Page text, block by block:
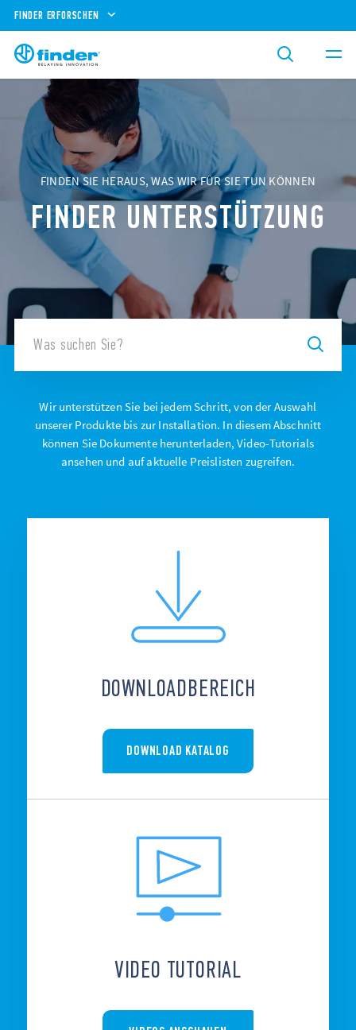
FINDER ERFORSCHEN
FINDEN SIE HERAUS, WAS WIR FÜR SIE TUN KÖNNEN
FINDER UNTERSTÜTZUNG
Wir unterstützen Sie bei jedem Schritt, von der Auswahl
unserer Produkte bis zur Installation. In diesem Abschnitt
können Sie Dokumente herunterladen, Video-Tutorials
ansehen und auf aktuelle Preislisten zugreifen.
DOWNLOADBEREICH
DOWNLOAD KATALOG
VIDEO TUTORIAL